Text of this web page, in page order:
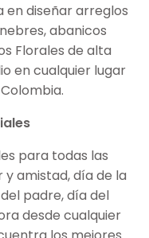
en diseñar arreglos
abanicos
Florales de alta
en cualquier lugar
para todas las
y amistad, día de la
padre, día del
desde cualquier